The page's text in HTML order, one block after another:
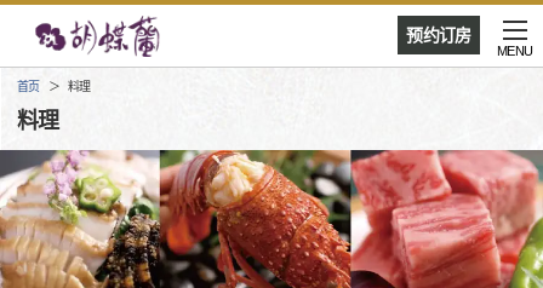
预约订房
MENU
首页 料理
料理